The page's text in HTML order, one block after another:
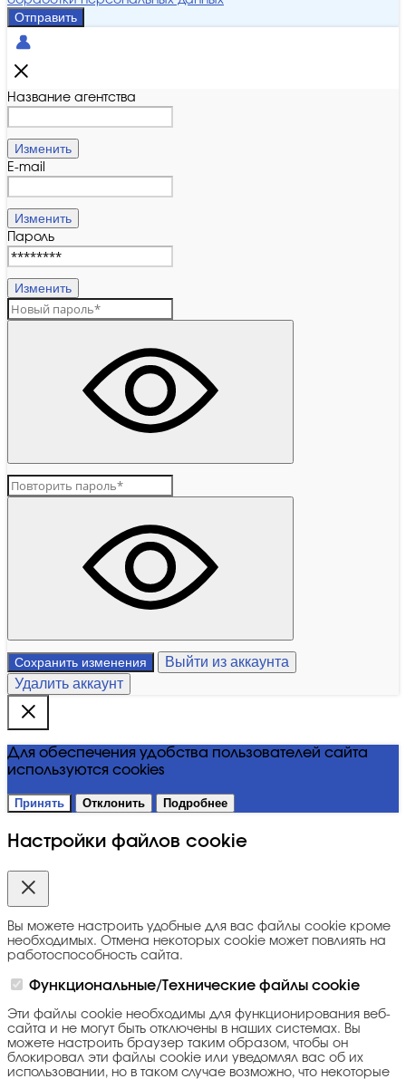
Отправить
Название агентства
Изменить
E-mail
Изменить
Пароль
Изменить
Сохранить изменения
Выйти из аккаунта
Удалить аккаунт
Для обеспечения удобства пользователей сайта
используются cookies
Принять Отклонить Подробнее
Настройки файлов cookie
Вы можете настроить удобные для вас файлы cookie кроме
необходимых. Отмена некоторых cookie может повлиять на
работоспособность сайта.
Функциональные/Технические файлы cookie
Эти файлы cookie необходимы для функционирования веб-
сайта и не могут быть отключены в наших системах. Вы
можете настроить браузер таким образом, чтобы он
блокировал эти файлы cookie или уведомлял вас об их
использовании, но в таком случае возможно, что некоторые